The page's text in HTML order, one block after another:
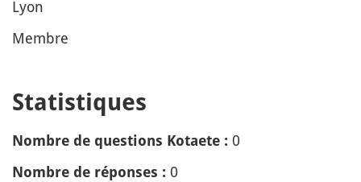
Lyon
Membre
Statistiques
Nombre de questions Kotaete : 0
Nombre de réponses : 0